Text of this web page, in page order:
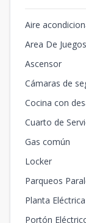
Aire
Area De
Ascensor
Cámaras de
Cocina con
Cuarto de
Gas común
Locker
Parqueos
Planta Eléctrica
Portón